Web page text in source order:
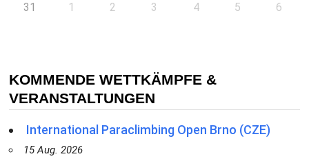
31 1 2 3 4 5 6
KOMMENDE WETTKÄMPFE &
VERANSTALTUNGEN
International Paraclimbing Open Brno (CZE)
15 Aug. 2026